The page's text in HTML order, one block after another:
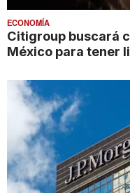
ECONOMÍA
Citigroup buscará
México para tener